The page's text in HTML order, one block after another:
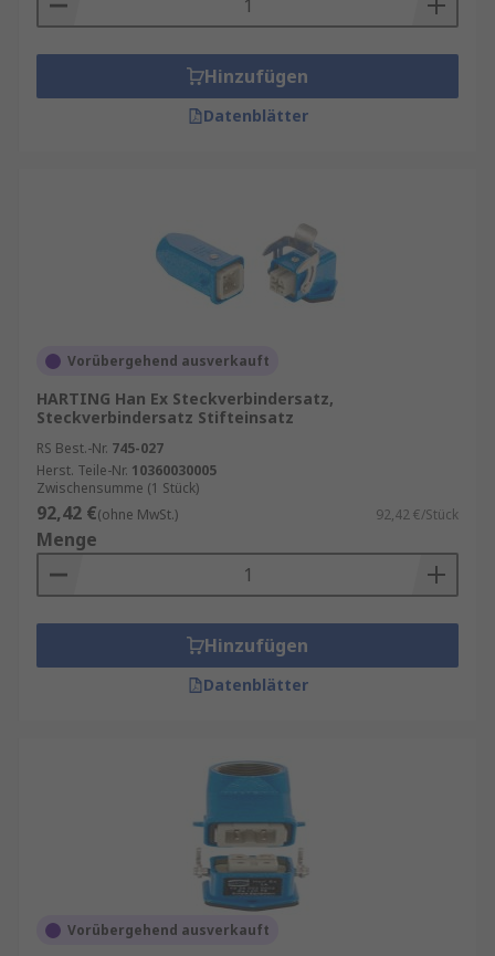
Hinzufügen
Datenblätter
Vorübergehend ausverkauft
HARTING Han Ex Steckverbindersatz,
Steckverbindersatz Stifteinsatz
RS Best.-Nr. 745-027
Herst. Teile-Nr. 10360030005
Zwischensumme (1 Stück)
92,42 €(ohne MwSt.) 92,42 €/Stück
Menge
Hinzufügen
Datenblätter
Vorübergehend ausverkauft